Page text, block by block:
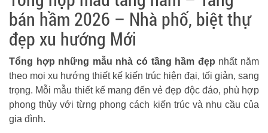
bán hầm 2026 – Nhà phố, biệt thự
đẹp xu hướng Mới
Tổng hợp những mẫu nhà có tầng hầm đẹp nhất năm
theo mọi xu hướng thiết kế kiến trúc hiện đại, tối giản, sang
trọng. Mỗi mẫu thiết kế mang đến vẻ đẹp độc đáo, phù hợp
phong thủy với từng phong cách kiến trúc và nhu cầu của
gia đình.